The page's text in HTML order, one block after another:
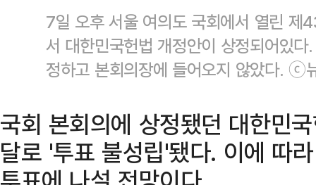
7일 오후 서울 여의도 국회에서 열린
서 대한민국헌법 개정안이 상정되어있
정하고 본회의장에 들어오지 않았다. ⓒ
국회 본회의에 상정됐던 대한민
달로 '투표 불성립'됐다. 이에 따